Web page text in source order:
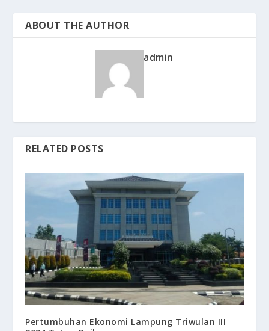
ABOUT THE AUTHOR
admin
RELATED POSTS
Pertumbuhan Ekonomi Lampung Triwulan III